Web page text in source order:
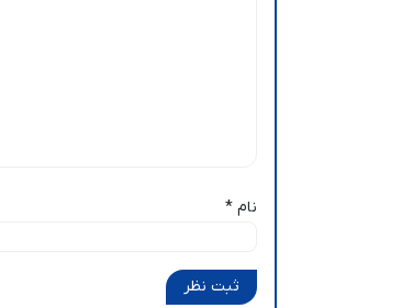
نام *
ثبت نظر